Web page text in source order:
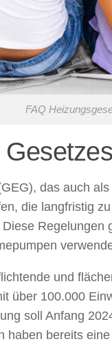
FAQ
das auch
die langfristig
und
über 100.000
soll Anfang
haben bereits